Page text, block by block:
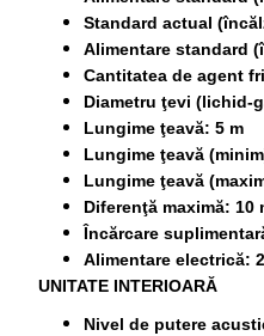
Standard actual
Alimentare standard
Cantitatea de agent
Diametru ţevi (lichid-
Lungime ţeavă: 5 m
Lungime ţeavă
Lungime ţeavă
Diferenţă maximă: 10
Încărcare
Alimentare electrică:
UNITATE INTERIOARĂ
Nivel de putere